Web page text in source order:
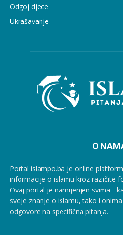
Odgoj djece
Ukrašavanje
O
Portal islampo.ba je online
informacije o islamu kroz različite
Ovaj portal je namijenjen svima -
svoje znanje o islamu, tako i
odgovore na specifična pitanja.